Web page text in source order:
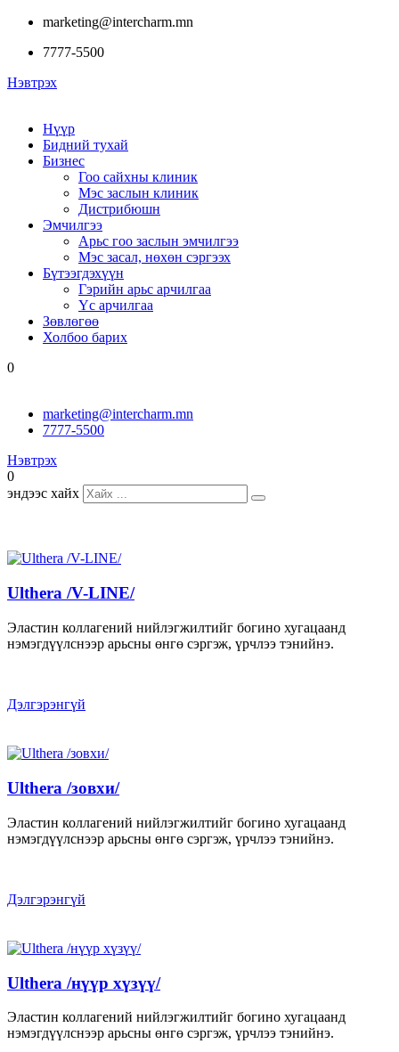
marketing@intercharm.mn
7777-5500
Нэвтрэх
Нүүр
Бидний тухай
Бизнес
Гоо сайхны клиник
Мэс заслын клиник
Дистрибюшн
Эмчилгээ
Арьс гоо заслын эмчилгээ
Мэс засал, нөхөн сэргээх
Бүтээгдэхүүн
Гэрийн арьс арчилгаа
Үс арчилгаа
Зөвлөгөө
Холбоо барих
0
marketing@intercharm.mn
7777-5500
Нэвтрэх
0
эндээс хайх
Ulthera /V-LINE/
Эластин коллагений нийлэгжилтийг богино хугацаанд
нэмэгдүүлснээр арьсны өнгө сэргэж, үрчлээ тэнийнэ.
Дэлгэрэнгүй
Ulthera /зовхи/
Эластин коллагений нийлэгжилтийг богино хугацаанд
нэмэгдүүлснээр арьсны өнгө сэргэж, үрчлээ тэнийнэ.
Дэлгэрэнгүй
Ulthera /нүүр хүзүү/
Эластин коллагений нийлэгжилтийг богино хугацаанд
нэмэгдүүлснээр арьсны өнгө сэргэж, үрчлээ тэнийнэ.